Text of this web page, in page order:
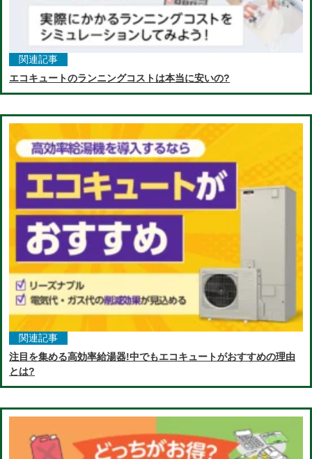
関連記事
エコキュートのランニングコストは本当に安いの?
関連記事
注目を集める高効率給湯器!中でもエコキュートがおすすめの理由
とは?